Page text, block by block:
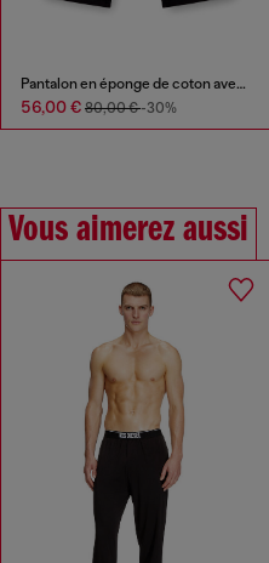
Pantalon en éponge de coton avec ceinture à logo
56,00 € 80,00 €-30%
Vous aimerez aussi